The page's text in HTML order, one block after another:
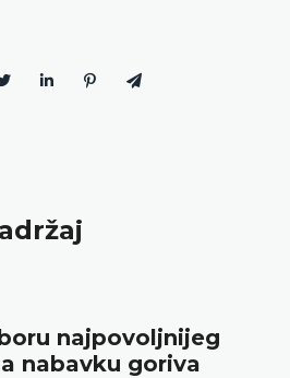
najpovoljnijeg
nabavku goriva